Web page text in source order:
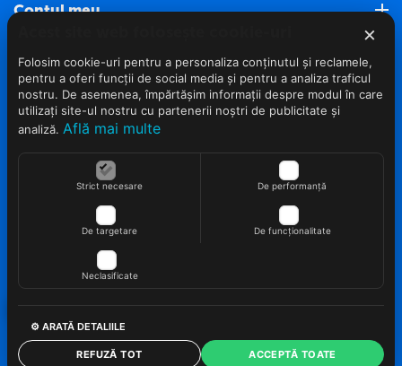
Contul meu
Roveli Marketplace
Servicii clienti (Nou)
© 2022 - 2026 Roveli.ro. Realizat si configurat
netSEO
×
Folosim cookie-uri pentru a personaliza conținutul și reclamele,
pentru a oferi funcții de social media și pentru a analiza traficul
nostru. De asemenea, împărtășim informații despre modul în care
utilizați site-ul nostru cu partenerii noștri de publicitate și
analiză. Află mai multe
Strict necesare De performanță
De targetare De funcționalitate
Neclasificate
⚙ ARATĂ DETALIILE
REFUZĂ TOT ACCEPTĂ TOATE